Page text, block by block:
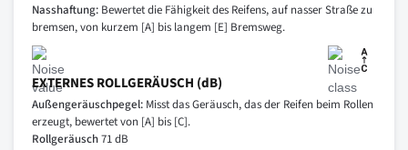
Nasshaftung: Bewertet die Fähigkeit des Reifens, auf nasser Straße zu
bremsen, von kurzem [A] bis langem [E] Bremsweg.
EXTERNES ROLLGERÄUSCH (dB)
Außengeräuschpegel: Misst das Geräusch, das der Reifen beim Rollen
erzeugt, bewertet von [A] bis [C].
Rollgeräusch71 dB